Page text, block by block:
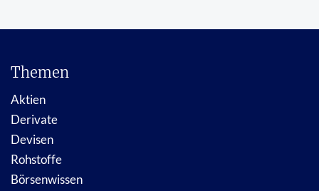
Themen
Aktien
Derivate
Devisen
Rohstoffe
Börsenwissen